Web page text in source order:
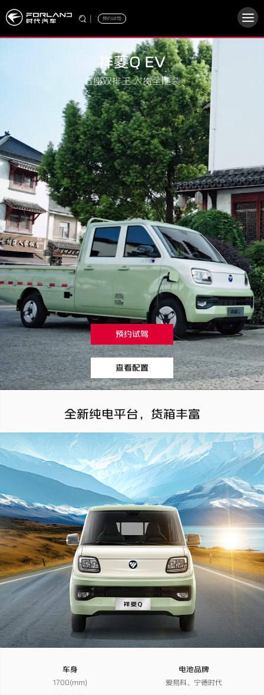
| 预约试驾
祥菱Q EV
五座双排王 人货全能装
预约试驾
查看配置
全新纯电平台，货箱丰富
车身
1700(mm)
电池品牌
爱易科、宁德时代